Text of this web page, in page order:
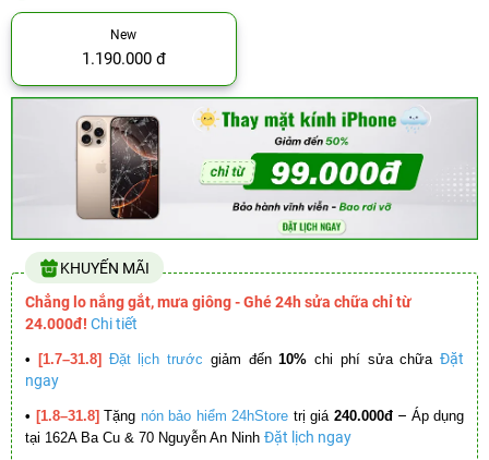
New
1.190.000 đ
KHUYẾN MÃI
Chẳng lo nắng gắt, mưa giông - Ghé 24h sửa chữa chỉ từ
24.000đ! Chi tiết
• [1.7–31.8] Đặt lịch trước giảm đến10% chi phí sửa chữa Đặt
ngay
• [1.8–31.8] Tặng nón bảo hiểm 24hStore trị giá 240.000đ – Áp dụng
tại 162A Ba Cu & 70 Nguyễn An Ninh Đặt lịch ngay